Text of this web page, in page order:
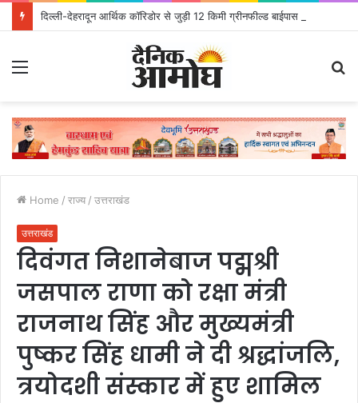
Home / राज्य / उत्तराखंड
उत्तराखंड
दिवंगत निशानेबाज पद्मश्री
जसपाल राणा को रक्षा मंत्री
राजनाथ सिंह और मुख्यमंत्री
पुष्कर सिंह धामी ने दी श्रद्धांजलि,
त्रयोदशी संस्कार में हुए शामिल